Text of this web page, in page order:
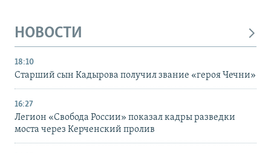
НОВОСТИ
18:10
Старший сын Кадырова получил звание «героя Чечни»
16:27
Легион «Свобода России» показал кадры разведки
моста через Керченский пролив